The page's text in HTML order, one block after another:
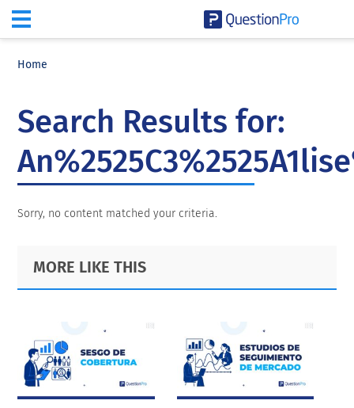
Home
Search Results for:
Sorry, no content matched your criteria.
Primary
Sidebar
Footer
MORE LIKE THIS